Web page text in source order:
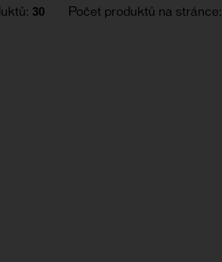
30 Počet produktů na stránce: